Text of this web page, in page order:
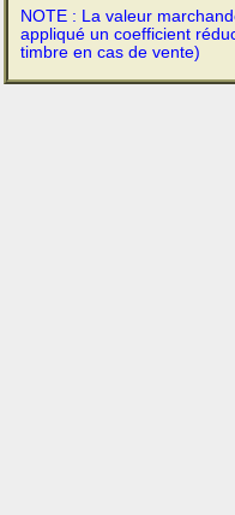
NOTE : La valeur
appliqué un coefficient
timbre en cas de vente)